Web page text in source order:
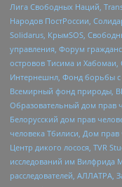
Лига Свободных Наций,
Народов ПостРоссии,
Solidarus, КрымSOS,
управления, Форум
островов Тисима и Хабомаи,
Интернешнл, Фонд борьбы с
Всемирный фонд природы,
Образовательный дом прав
Белорусский дом прав
человека Тбилиси, Дом
Центр дикого лосося, TVR
исследований им Вилфрида
расследователей, АЛЛАТРА,